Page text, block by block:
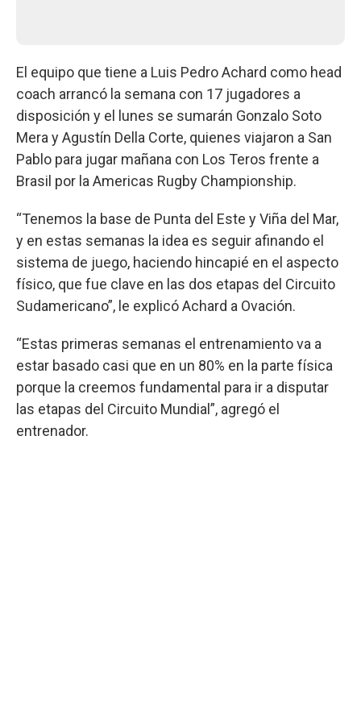
El equipo que tiene a Luis Pedro Achard como head
coach arrancó la semana con 17 jugadores a
disposición y el lunes se sumarán Gonzalo Soto
Mera y Agustín Della Corte, quienes viajaron a San
Pablo para jugar mañana con Los Teros frente a
Brasil por la Americas Rugby Championship.
“Tenemos la base de Punta del Este y Viña del Mar,
y en estas semanas la idea es seguir afinando el
sistema de juego, haciendo hincapié en el aspecto
físico, que fue clave en las dos etapas del Circuito
Sudamericano”, le explicó Achard a Ovación.
“Estas primeras semanas el entrenamiento va a
estar basado casi que en un 80% en la parte física
porque la creemos fundamental para ir a disputar
las etapas del Circuito Mundial”, agregó el
entrenador.